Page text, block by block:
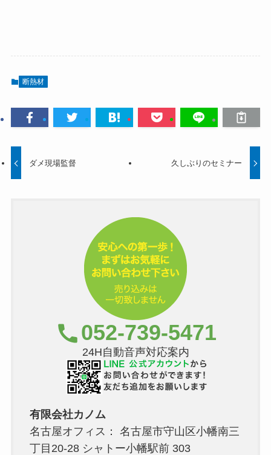
断熱材
ダメ現場監督 久しぶりのセミナー
052-739-5471
24H自動音声対応案内
有限会社カノム
名古屋オフィス： 名古屋市守山区小幡南三
丁目20-28 シャトー小幡駅前 303